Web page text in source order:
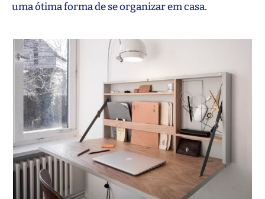
uma ótima forma de se organizar em casa.